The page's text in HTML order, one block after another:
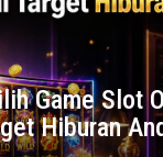
Game Slot
Hiburan